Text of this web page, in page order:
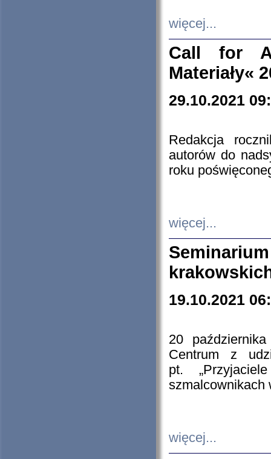
więcej...
Call for
Materiały«
29.10.2021
Redakcja
autorów do
roku
więcej...
19.10.2021
20
Centrum z
pt.
szmalcownikach
więcej...